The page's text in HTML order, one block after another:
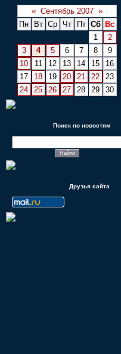
« Сентябрь 2007 »
Пн
Вт Ср Чт Пт Сб
Вс
1
2
3
4 5 6 7 8
9
10
11 12 13 14 15
16
17
18 19 20 21 22
23
24
25 26 27 28 29 30
Поиск по новостям
Друзья сайта